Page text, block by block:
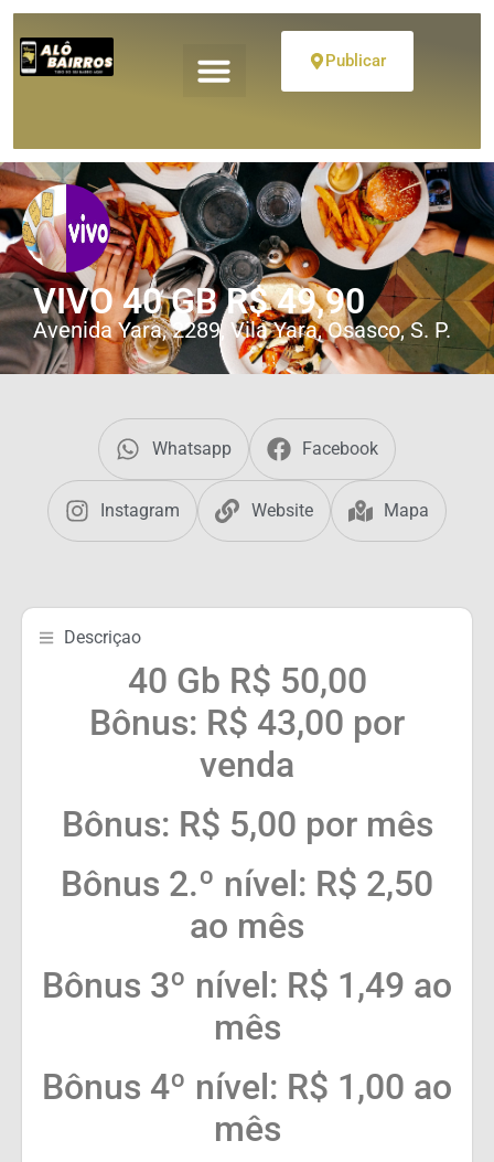
Publicar
VIVO 40 GB R$ 49,90
Avenida Yara, 2289, Vila Yara, Osasco, S. P.
Whatsapp Facebook
Instagram Website Mapa
Descriçao
40 Gb R$ 50,00
Bônus: R$ 43,00 por
venda
Bônus: R$ 5,00 por mês
Bônus 2.º nível: R$ 2,50
ao mês
Bônus 3º nível: R$ 1,49 ao
mês
Bônus 4º nível: R$ 1,00 ao
mês